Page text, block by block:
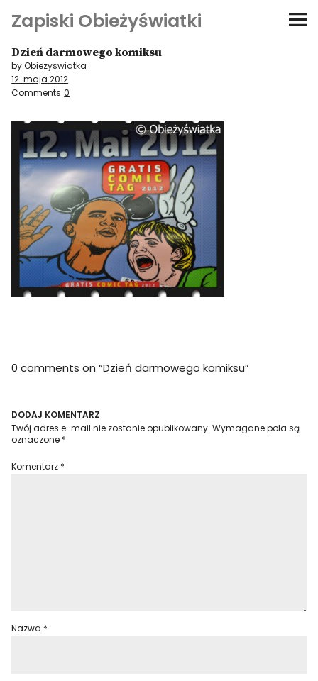
Zapiski Obieżyświatki
Podróże
Kultura i sztuka
Kątem oka
O-fiszki
Niezwyczajne ściany
Dom na kółkach
Dzień darmowego komiksu
by Obiezyswiatka
12. maja 2012
Comments 0
0 comments on “Dzień darmowego komiksu”
DODAJ KOMENTARZ
Twój adres e-mail nie zostanie opublikowany. Wymagane pola są
oznaczone *
Komentarz *
Nazwa *